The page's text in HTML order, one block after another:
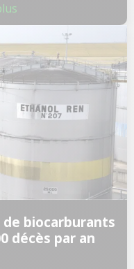
biocarburants
décès par an